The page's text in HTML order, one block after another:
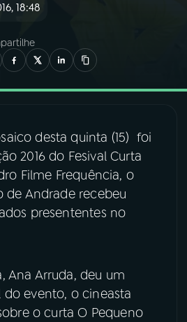
18:48
desta quinta (15) foi
2016 do Fesival Curta
Filme Frequência, o
de Andrade recebeu
presententes no
Ana Arruda, deu um
evento, o cineasta
o curta O Pequeno